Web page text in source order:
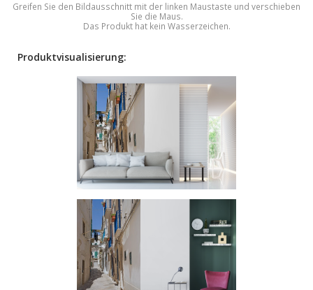
Greifen Sie den Bildausschnitt mit der linken Maustaste und verschieben
Sie die Maus.
Das Produkt hat kein Wasserzeichen.
Produktvisualisierung: